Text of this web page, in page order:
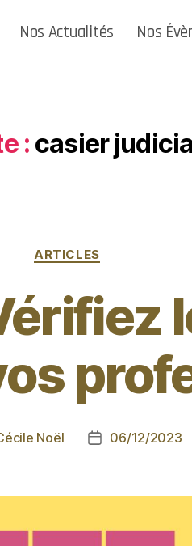
Nos Actualités Nos
: casier
ARTICLES
Noël 06/12/2023